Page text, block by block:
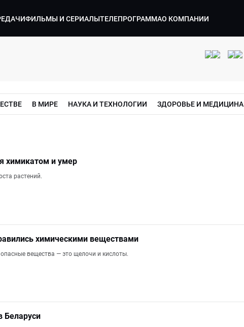
ФИЛЬМЫ И СЕРИАЛЫТЕЛЕПРОГРАММАО КОМПАНИИ
В МИРЕ НАУКА И ТЕХНОЛОГИИ ЗДОРОВЬЕ И МЕДИЦИНА
химикатом и умер
растений.
химическими веществами
вещества — это щелочи и кислоты.
Беларуси